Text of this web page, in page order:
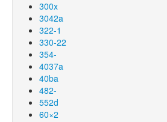
300x
3042a
322-1
330-22
354-
4037a
40ba
482-
552d
60×2